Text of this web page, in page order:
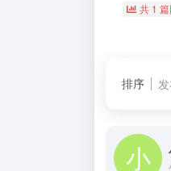
共 1
排序